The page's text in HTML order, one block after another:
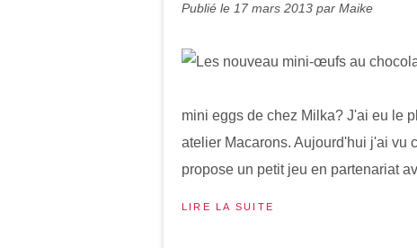
Publié le 17 mars 2013 par Maike
mini eggs de chez Milka? J'ai eu le
atelier Macarons. Aujourd'hui j'ai vu
propose un petit jeu en partenariat
LIRE LA SUITE